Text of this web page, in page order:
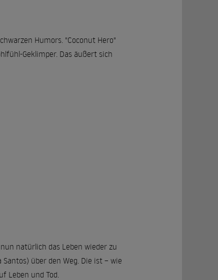
Humors. "Coconut Hero"
Geklimper. Das äußert sich
natürlich das Leben wieder zu
über den Weg. Die ist – wie
Leben und Tod.